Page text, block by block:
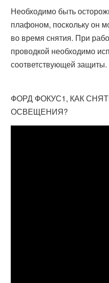
Необходимо быть
плафоном, поскольку он
во время снятия. При
проводкой необходимо
соответствующей защиты.
ФОРД ФОКУС1, КАК
ОСВЕЩЕНИЯ?